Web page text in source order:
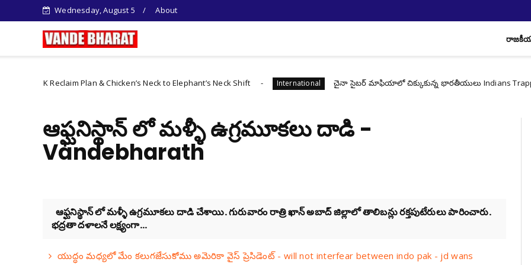
Wednesday, August 5 About
Plan & Chicken’s Neck to Elephant’s Neck Shift International చైనా సైబర్ మాఫియాలో చిక్కుకున్న భారతీయులు Indians Trapped in
ఆఫ్ఘనిస్థాన్ లో మళ్ళీ ఉగ్రమూకలు దాడి -
Vandebharath
ఆఫ్ఘనిస్థాన్ లో మళ్ళీ ఉగ్రమూకలు దాడి చేశాయి. గురువారం రాత్రి ఖాన్ అబాద్ జిల్లాలో తాలిబన్లు రక్తపుటేరులు పారించారు.
భద్రతా దళాలనే లక్ష్యంగా...
యుద్ధం మధ్యలో మేం కలుగజేసుకోము అమెరికా వైస్ ప్రెసిడెంట్ - will not interfear between indo pak - jd wans